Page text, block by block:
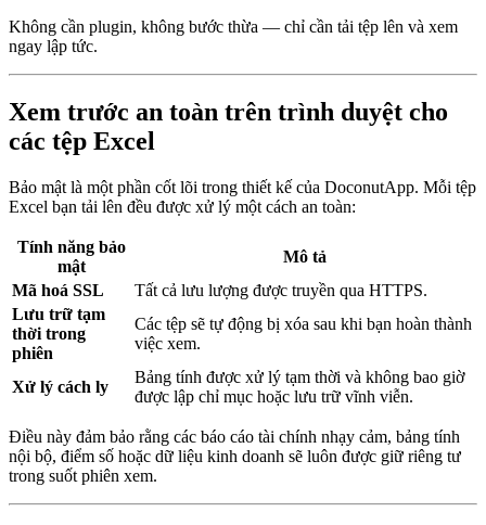
Không cần plugin, không bước thừa — chỉ cần tải tệp lên và xem
ngay lập tức.
Xem trước an toàn trên trình duyệt cho
các tệp Excel
Bảo mật là một phần cốt lõi trong thiết kế của DoconutApp. Mỗi tệp
Excel bạn tải lên đều được xử lý một cách an toàn:
Tính năng bảo
mật
Mô tả
Mã hoá SSL
Tất cả lưu lượng được truyền qua HTTPS.
Lưu trữ tạm
thời trong
phiên
Các tệp sẽ tự động bị xóa sau khi bạn hoàn thành
việc xem.
Xử lý cách ly
Bảng tính được xử lý tạm thời và không bao giờ
được lập chỉ mục hoặc lưu trữ vĩnh viễn.
Điều này đảm bảo rằng các báo cáo tài chính nhạy cảm, bảng tính
nội bộ, điểm số hoặc dữ liệu kinh doanh sẽ luôn được giữ riêng tư
trong suốt phiên xem.